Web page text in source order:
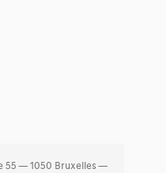
55 — 1050 Bruxelles —